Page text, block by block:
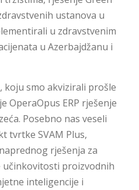
ustanova u
u zdravstvenim
u Azerbajdžanu i
koju smo akvizirali prošle
OperaOpus ERP rješenje
Posebno nas veseli
tvrtke SVAM Plus,
rješenja za
učinkovitosti proizvodnih
inteligencije i